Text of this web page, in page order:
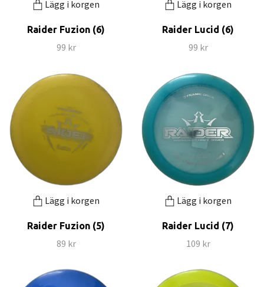
Lägg i korgen
Raider Fuzion (6)
99 kr
Lägg i korgen
Raider Lucid (6)
99 kr
Lägg i korgen
Raider Fuzion (5)
89 kr
Lägg i korgen
Raider Lucid (7)
109 kr